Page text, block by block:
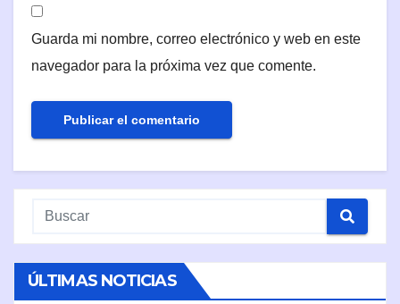
Guarda mi nombre, correo electrónico y web en este
navegador para la próxima vez que comente.
ÚLTIMAS NOTICIAS